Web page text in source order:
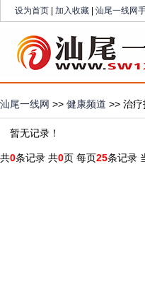
设为首页 加入收藏 汕尾一线网
汕尾一线网 >> 健康频道 >> 治疗
暂无记录！
共0条记录 共0页 每页25条记录